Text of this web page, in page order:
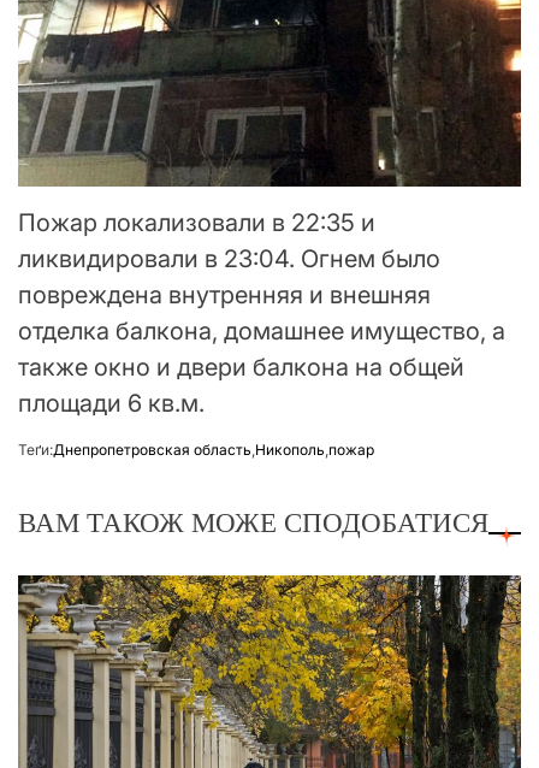
Пожар локализовали в 22:35 и
ликвидировали в 23:04. Огнем было
повреждена внутренняя и внешняя
отделка балкона, домашнее имущество, а
также окно и двери балкона на общей
площади 6 кв.м.
Теґи:Днепропетровская область,Никополь,пожар
ВАМ ТАКОЖ МОЖЕ СПОДОБАТИСЯ